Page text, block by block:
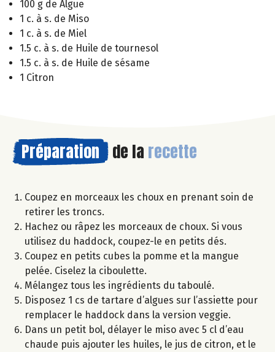
100 g de Algue
1 c. à s. de Miso
1 c. à s. de Miel
1.5 c. à s. de Huile de tournesol
1.5 c. à s. de Huile de sésame
1 Citron
Préparation de la recette
Coupez en morceaux les choux en prenant soin de
retirer les troncs.
Hachez ou râpez les morceaux de choux. Si vous
utilisez du haddock, coupez-le en petits dés.
Coupez en petits cubes la pomme et la mangue
pelée. Ciselez la ciboulette.
Mélangez tous les ingrédients du taboulé.
Disposez 1 cs de tartare d’algues sur l’assiette pour
remplacer le haddock dans la version veggie.
Dans un petit bol, délayer le miso avec 5 cl d’eau
chaude puis ajouter les huiles, le jus de citron, et le